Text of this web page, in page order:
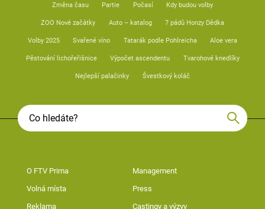
Změna času Partie Počasí Kdy budou volby
ZOO Nové začátky Auto – katalog 7 pádů Honzy Dědka
Volby 2025 Svařené víno Tatarák podle Pohlreicha Aloe vera
Pěstování lichořeřišnice Výpočet ascendentu Tvarohové knedlíky
Nejlepší palačinky Švestkový koláč
O FTV Prima Management
Volná místa Press
Reklama Castingy a výzvy